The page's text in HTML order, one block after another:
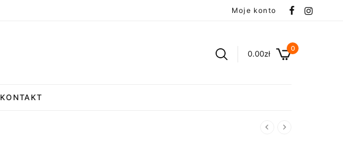
Moje konto
0.00zł
0
KONTAKT